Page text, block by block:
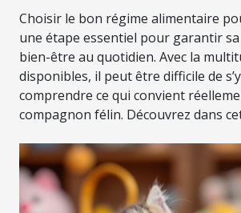
Choisir le bon régime alimentaire
une étape essentiel pour garantir
bien-être au quotidien. Avec la
disponibles, il peut être difficile de
comprendre ce qui convient
compagnon félin. Découvrez dans